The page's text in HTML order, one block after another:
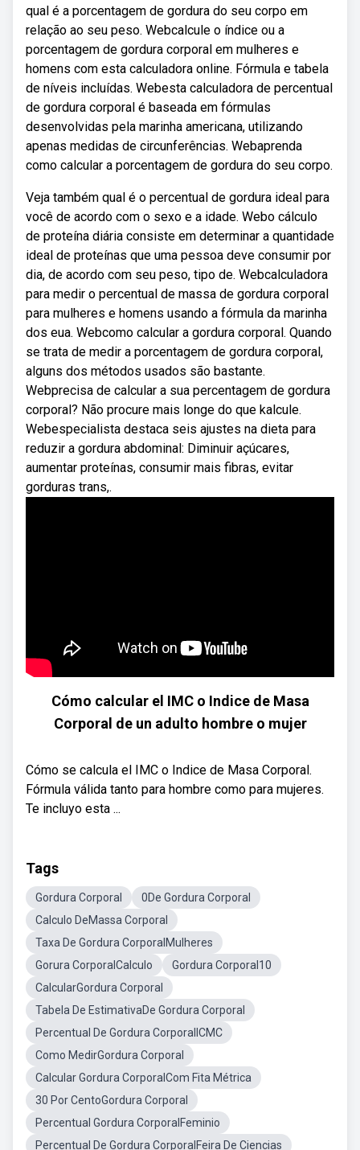
qual é a porcentagem de gordura do seu corpo em
relação ao seu peso. Webcalcule o índice ou a
porcentagem de gordura corporal em mulheres e
homens com esta calculadora online. Fórmula e tabela
de níveis incluídas. Webesta calculadora de percentual
de gordura corporal é baseada em fórmulas
desenvolvidas pela marinha americana, utilizando
apenas medidas de circunferências. Webaprenda
como calcular a porcentagem de gordura do seu corpo.
Veja também qual é o percentual de gordura ideal para
você de acordo com o sexo e a idade. Webo cálculo
de proteína diária consiste em determinar a quantidade
ideal de proteínas que uma pessoa deve consumir por
dia, de acordo com seu peso, tipo de. Webcalculadora
para medir o percentual de massa de gordura corporal
para mulheres e homens usando a fórmula da marinha
dos eua. Webcomo calcular a gordura corporal. Quando
se trata de medir a porcentagem de gordura corporal,
alguns dos métodos usados são bastante.
Webprecisa de calcular a sua percentagem de gordura
corporal? Não procure mais longe do que kalcule.
Webespecialista destaca seis ajustes na dieta para
reduzir a gordura abdominal: Diminuir açúcares,
aumentar proteínas, consumir mais fibras, evitar
gorduras trans,.
Cómo calcular el IMC o Indice de Masa
Corporal de un adulto hombre o mujer
Cómo se calcula el IMC o Indice de Masa Corporal.
Fórmula válida tanto para hombre como para mujeres.
Te incluyo esta ...
Tags
Gordura Corporal
0De Gordura Corporal
Calculo DeMassa Corporal
Taxa De Gordura CorporalMulheres
Gorura CorporalCalculo
Gordura Corporal10
CalcularGordura Corporal
Tabela De EstimativaDe Gordura Corporal
Percentual De Gordura CorporalICMC
Como MedirGordura Corporal
Calcular Gordura CorporalCom Fita Métrica
30 Por CentoGordura Corporal
Percentual Gordura CorporalFeminio
Percentual De Gordura CorporalFeira De Ciencias